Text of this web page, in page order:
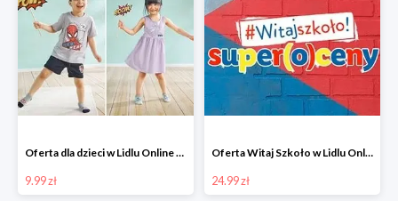
Oferta dla dzieci w Lidlu Online od 9,99 zł
9.99 zł
Oferta Witaj Szkoło w Lidlu Online od 24,99 zł
24.99 zł